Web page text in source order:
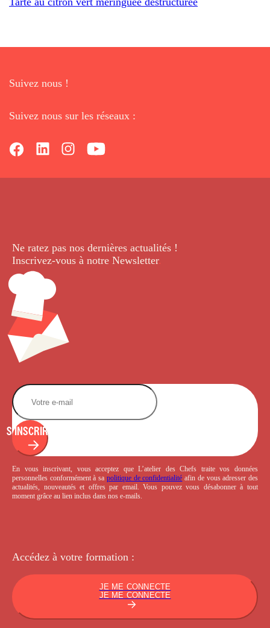
Suivez nous !
Suivez nous sur les réseaux :
Ne ratez pas nos dernières actualités !
Inscrivez-vous à notre Newsletter.
S'INSCRIRE
En vous inscrivant, vous acceptez que L’atelier des Chefs traite vos données
personnelles conformément à sa politique de confidentialité afin de vous adresser des
actualités, nouveautés et offres par email. Vous pouvez vous désabonner à tout
moment grâce au lien inclus dans nos e-mails.
Accédez à votre formation :
JE ME CONNECTE
JE ME CONNECTE